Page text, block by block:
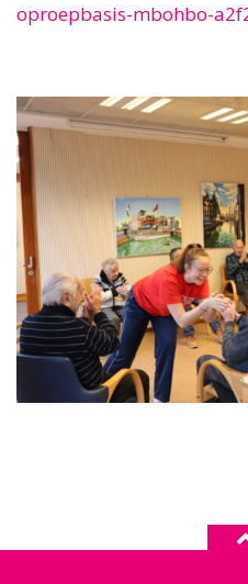
oproepbasis-mbohbo-